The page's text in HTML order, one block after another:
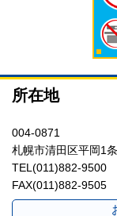
所在地
004-0871
札幌市清田区平岡1
TEL(011)882-9500
FAX(011)882-9505